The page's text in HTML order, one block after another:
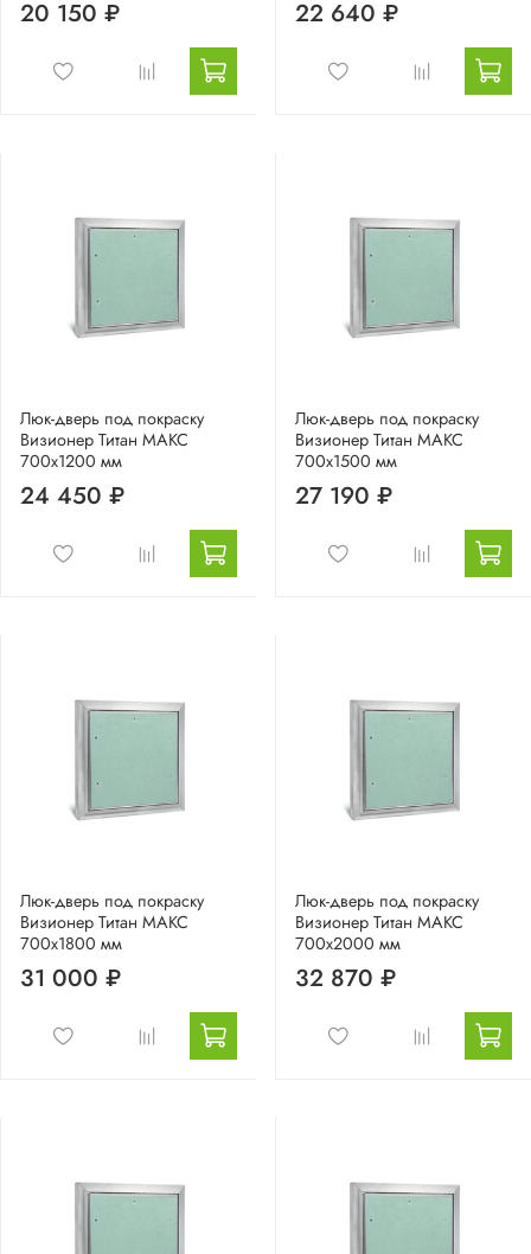
20 150 ₽ 22 640 ₽
Люк-дверь под покраску
Визионер Титан МАКС
700х1200 мм
24 450 ₽
Люк-дверь под покраску
Визионер Титан МАКС
700х1500 мм
27 190 ₽
Люк-дверь под покраску
Визионер Титан МАКС
700х1800 мм
31 000 ₽
Люк-дверь под покраску
Визионер Титан МАКС
700х2000 мм
32 870 ₽